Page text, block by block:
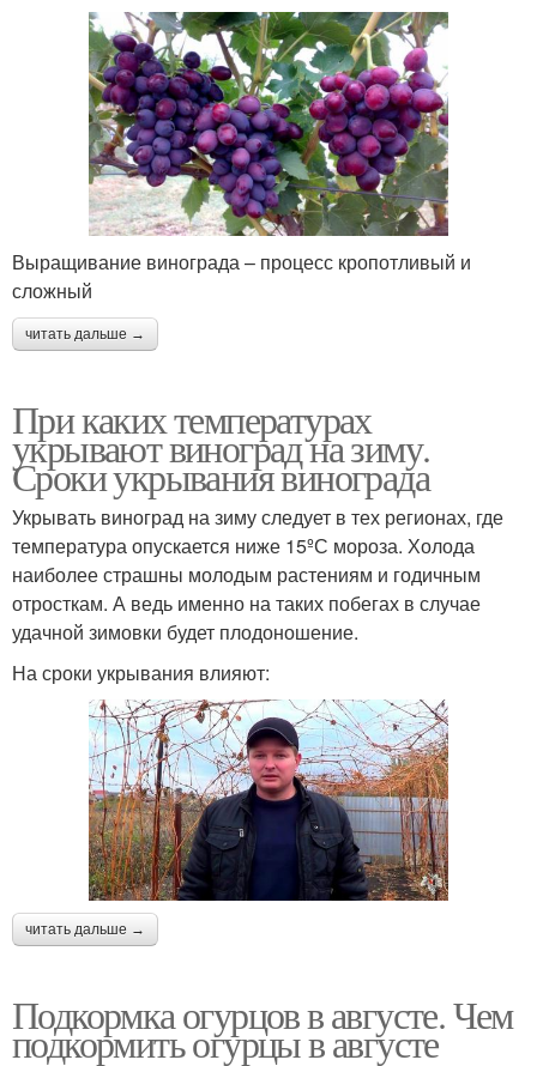
Выращивание винограда – процесс кропотливый и
сложный
читать дальше →
При каких температурах
укрывают виноград на зиму.
Сроки укрывания винограда
Укрывать виноград на зиму следует в тех регионах, где
температура опускается ниже 15ºС мороза. Холода
наиболее страшны молодым растениям и годичным
отросткам. А ведь именно на таких побегах в случае
удачной зимовки будет плодоношение.
На сроки укрывания влияют:
читать дальше →
Подкормка огурцов в августе. Чем
подкормить огурцы в августе